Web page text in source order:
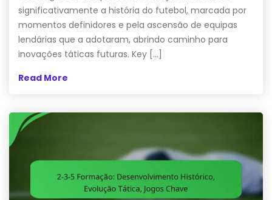
significativamente a história do futebol, marcada por
momentos definidores e pela ascensão de equipas
lendárias que a adotaram, abrindo caminho para
inovações táticas futuras. Key […]
Read More